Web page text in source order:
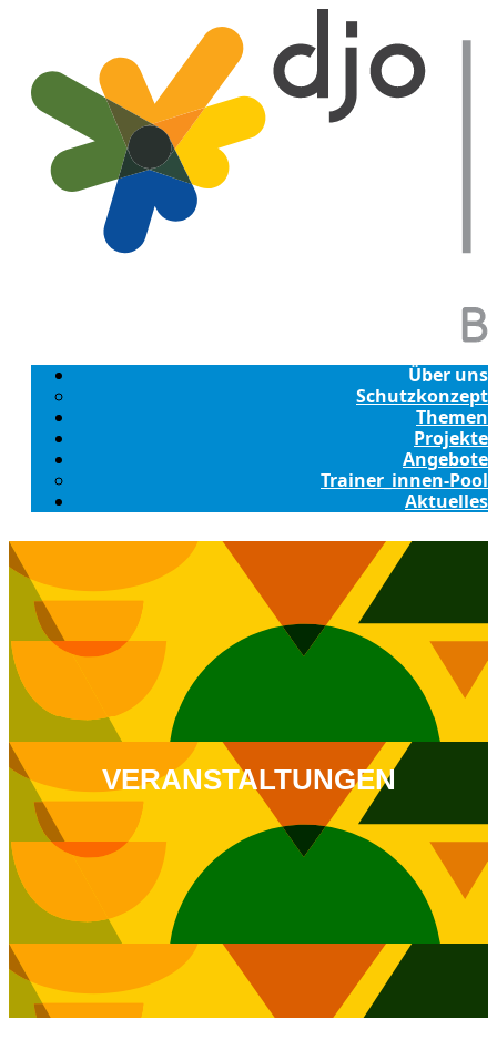
Über uns
Schutzkonzept
Themen
Projekte
Angebote
Trainer_innen-Pool
Aktuelles
VERANSTALTUNGEN